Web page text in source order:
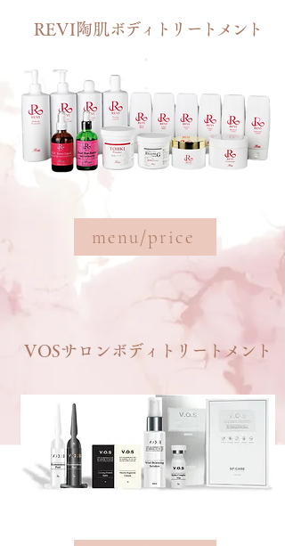
REVI陶肌ボディトリートメント
menu/price
VOSサロン ボディトリートメント